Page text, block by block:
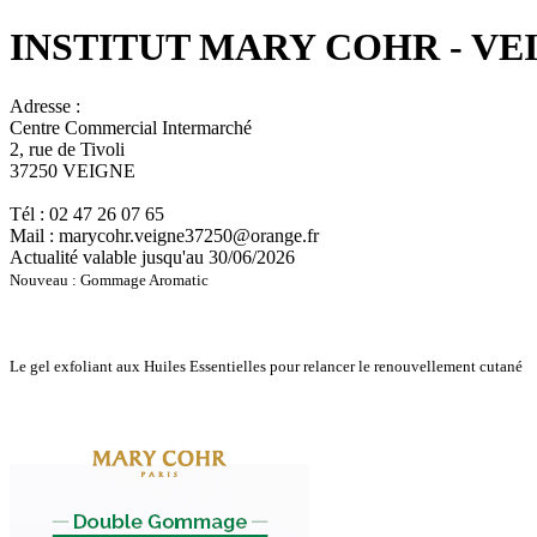
INSTITUT MARY COHR -
Adresse :
Centre Commercial Intermarché
2, rue de Tivoli
37250 VEIGNE
Tél : 02 47 26 07 65
Mail : marycohr.veigne37250@orange.fr
Actualité valable jusqu'au 30/06/2026
Nouveau : Gommage Aromatic
Le gel exfoliant aux Huiles Essentielles pour relancer le renouvellement cutané